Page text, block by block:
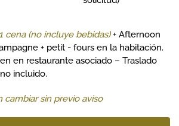
cena (no incluye bebidas)+ Afternoon
+ petit - fours en la habitación.
en restaurante asociado – Traslado
incluido.
cambiar sin previo aviso